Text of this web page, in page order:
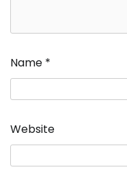
Name *
Website